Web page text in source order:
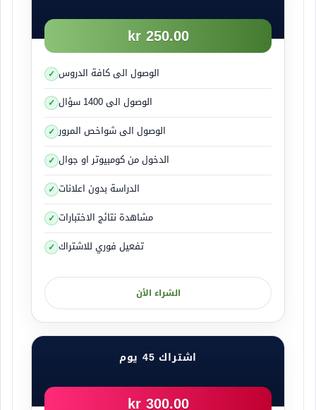
250.00 kr
الوصول الى كافة الدروس
الوصول الى 1400 سؤال
الوصول الى شواخص المرور
الدخول من كومبيوتر او جوال
الدراسة بدون اعلانات
مشاهدة نتائج الاختبارات
تفعيل فوري للاشتراك
الشراء الأن
اشتراك 45 يوم
300.00 kr